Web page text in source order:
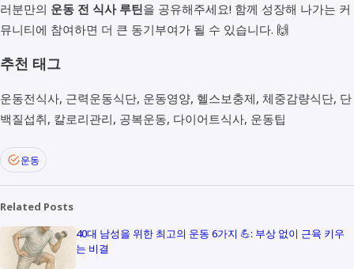
러분만의 운동 전 식사 루틴을 공유해주세요! 함께 성장해 나가는 커
뮤니티에 참여하면 더 큰 동기부여가 될 수 있습니다. 🙌
추천 태그
운동전식사, 근력운동식단, 운동영양, 헬스보충제, 체중감량식단, 단
백질섭취, 칼로리관리, 공복운동, 다이어트식사, 운동팁
운동
Related Posts
40대 남성을 위한 최고의 운동 6가지 💪: 부상 없이 근육 키우
는 비결